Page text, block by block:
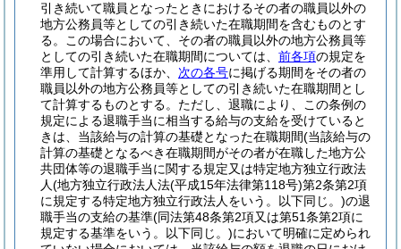
引き続いて職員となったときにおけるその者の職員以外の
地方公務員等としての引き続いた在職期間を含むものとす
る。
この場合において、その者の職員以外の地方公務員等
としての引き続いた在職期間については、 前各項の規定を
準用して計算するほか、 次の各号に掲げる期間をその者の
職員以外の地方公務員等としての引き続いた在職期間とし
て計算するものとする。 ただし、退職により、この条例の
規定による退職手当に相当する給与の支給を受けていると
きは、当該給与の計算の基礎となった在職期間(当該給与の
計算の基礎となるべき在職期間がその者が在職した地方公
共団体等の退職手当に関する規定又は特定地方独立行政法
人(地方独立行政法人法(平成15年法律第118号)第2条第2項
に規定する特定地方独立行政法人をいう。以下同じ。)の退
職手当の支給の基準(同法第48条第2項又は第51条第2項に
規定する基準をいう。以下同じ。)において明確に定められ